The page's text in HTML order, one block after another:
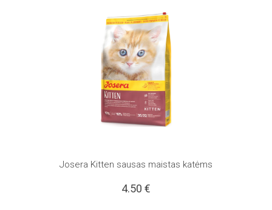
Josera Kitten sausas maistas katėms
4.50 €